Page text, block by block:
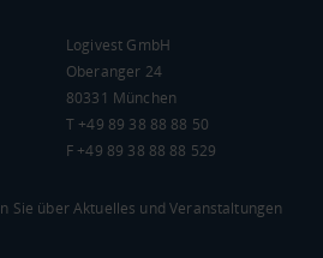
Erwerbstätigen BIP je Einwohner
111.423 €
Logivest GmbH
Oberanger 24
80331 München
T +49 89 38 88 88 50
F +49 89 38 88 88 529
Sie über Aktuelles und Veranstaltungen